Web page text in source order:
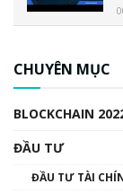
CHUYÊN MỤC
BLOCKCHAIN
ĐẦU TƯ
ĐẦU TƯ TÀI